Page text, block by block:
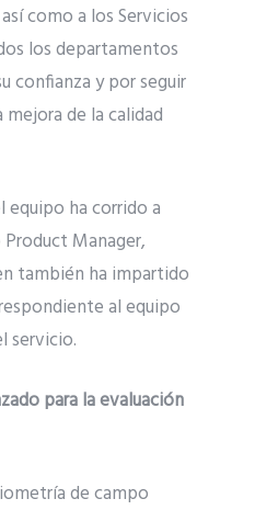
como a los Servicios
los departamentos
confianza y por seguir
de la calidad
equipo ha corrido a
Manager,
también ha impartido
al equipo
servicio.
para la evaluación
de campo